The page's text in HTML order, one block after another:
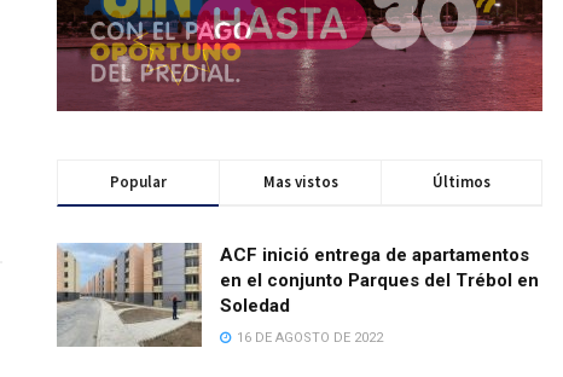
Popular Mas vistos Últimos
ACF inició entrega de apartamentos
en el conjunto Parques del Trébol en
Soledad
16 DE AGOSTO DE 2022